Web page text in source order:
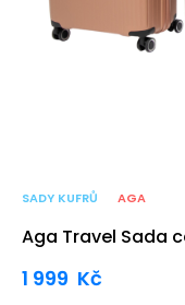
SADY KUFRŮ AGA
Aga Travel Sada
1 999 Kč